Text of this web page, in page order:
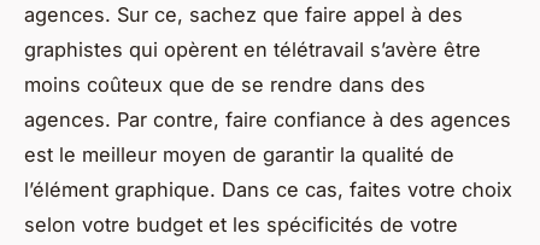
agences. Sur ce, sachez que faire appel à des
graphistes qui opèrent en télétravail s’avère être
moins coûteux que de se rendre dans des
agences. Par contre, faire confiance à des agences
est le meilleur moyen de garantir la qualité de
l’élément graphique. Dans ce cas, faites votre choix
selon votre budget et les spécificités de votre